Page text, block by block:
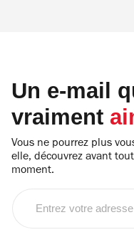
Un e-mail
vraiment
Vous ne pourrez plus
elle, découvrez avant
moment.